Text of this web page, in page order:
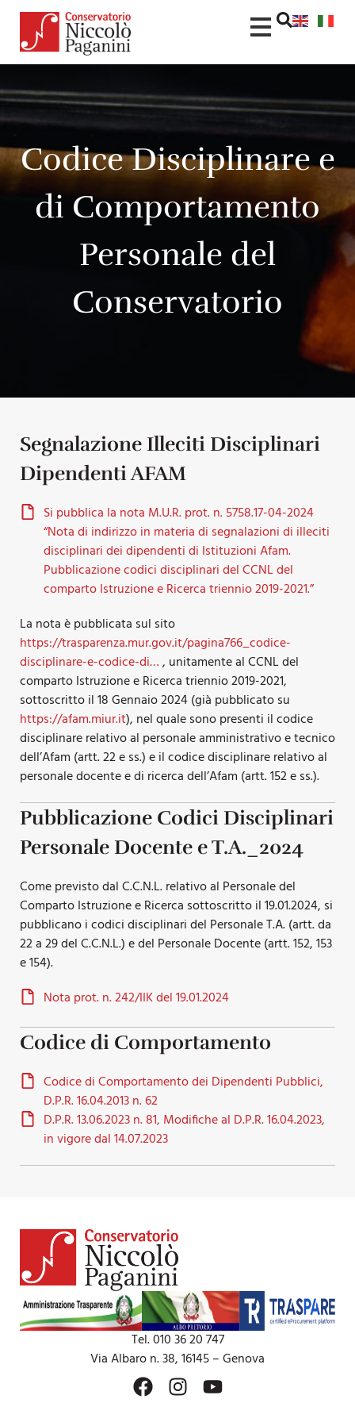
contenuto
Codice Disciplinare e
di Comportamento
Personale del
Conservatorio
Segnalazione Illeciti Disciplinari
Dipendenti AFAM
Si pubblica la nota M.U.R. prot. n. 5758.17-04-2024
“Nota di indirizzo in materia di segnalazioni di illeciti
disciplinari dei dipendenti di Istituzioni Afam.
Pubblicazione codici disciplinari del CCNL del
comparto Istruzione e Ricerca triennio 2019-2021.”
La nota è pubblicata sul sito
https://trasparenza.mur.gov.it/pagina766_codice-
disciplinare-e-codice-di…, unitamente al CCNL del
comparto Istruzione e Ricerca triennio 2019-2021,
sottoscritto il 18 Gennaio 2024 (già pubblicato su
https://afam.miur.it), nel quale sono presenti il codice
disciplinare relativo al personale amministrativo e tecnico
dell’Afam (artt. 22 e ss.) e il codice disciplinare relativo al
personale docente e di ricerca dell’Afam (artt. 152 e ss.).
Pubblicazione Codici Disciplinari
Personale Docente e T.A._2024
Come previsto dal C.C.N.L. relativo al Personale del
Comparto Istruzione e Ricerca sottoscritto il 19.01.2024, si
pubblicano i codici disciplinari del Personale T.A. (artt. da
22 a 29 del C.C.N.L.) e del Personale Docente (artt. 152, 153
e 154).
Nota prot. n. 242/IIK del 19.01.2024
Codice di Comportamento
Codice di Comportamento dei Dipendenti Pubblici,
D.P.R. 16.04.2013 n. 62
D.P.R. 13.06.2023 n. 81, Modifiche al D.P.R. 16.04.2023,
in vigore dal 14.07.2023
Tel. 010 36 20 747
Via Albaro n. 38, 16145 – Genova